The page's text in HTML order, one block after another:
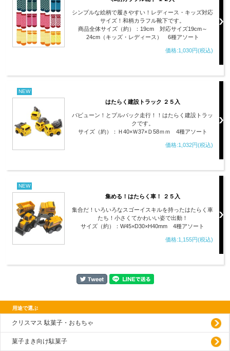
シンプルな絵柄で履きやすい！レディース・キッズ対応
サイズ！和柄カラフル靴下です。
商品全体サイズ（約）：19cm 対応サイズ19cm～
24cm（キッズ・レディース） 6種アソート
価格:1,030円(税込)
NEW
はたらく建設トラック ２５入
バビューン！とプルバック走行！！はたらく建設トラッ
クです。
サイズ（約）：Ｈ40×Ｗ37×Ｄ58ｍｍ 4種アソート
価格:1,032円(税込)
NEW
集める！はたらく車！ ２５入
集合だ！いろいろなスゴーイスキルを持ったはたらく車
たち！小さくてかわいい姿で出動！
サイズ（約）：W45×D30×H40mm 4種アソート
価格:1,155円(税込)
用途で選ぶ
クリスマス 駄菓子・おもちゃ
菓子まき向け駄菓子